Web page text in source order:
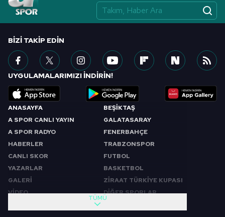
ANASAYFA
A SPOR CANLI YAYIN
A SPOR RADYO
HABERLER
CANLI SKOR
YAZARLAR
GALERİ
VİDEO
BEŞİKTAŞ
GALATASARAY
FENERBAHÇE
TRABZONSPOR
FUTBOL
BASKETBOL
ZİRAAT TÜRKİYE KUPASI
DİĞER SPORLAR
TÜMÜ
BIZI TAKIP EDIN
UYGULAMALARIMIZI İNDİRİN!